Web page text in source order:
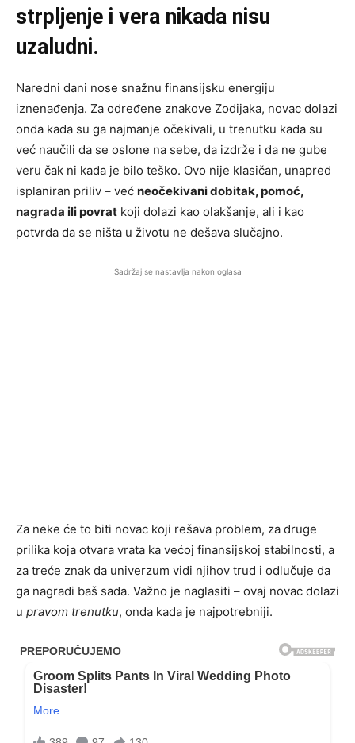
strpljenje i vera nikada nisu
uzaludni.
Naredni dani nose snažnu finansijsku energiju
iznenađenja. Za određene znakove Zodijaka, novac dolazi
onda kada su ga najmanje očekivali, u trenutku kada su
već naučili da se oslone na sebe, da izdrže i da ne gube
veru čak ni kada je bilo teško. Ovo nije klasičan, unapred
isplaniran priliv – već neočekivani dobitak, pomoć,
nagrada ili povrat koji dolazi kao olakšanje, ali i kao
potvrda da se ništa u životu ne dešava slučajno.
Sadržaj se nastavlja nakon oglasa
Za neke će to biti novac koji rešava problem, za druge
prilika koja otvara vrata ka većoj finansijskoj stabilnosti, a
za treće znak da univerzum vidi njihov trud i odlučuje da
ga nagradi baš sada. Važno je naglasiti – ovaj novac dolazi
u pravom trenutku, onda kada je najpotrebniji.